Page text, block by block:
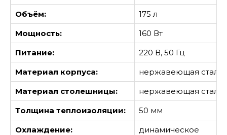
Объём:
175 л
Мощность:
160 Вт
Питание:
220 В, 50 Гц
Материал корпуса:
нержавеющая сталь
Материал столешницы:
нержавеющая сталь
Толщина теплоизоляции:
50 мм
Охлаждение:
динамическое